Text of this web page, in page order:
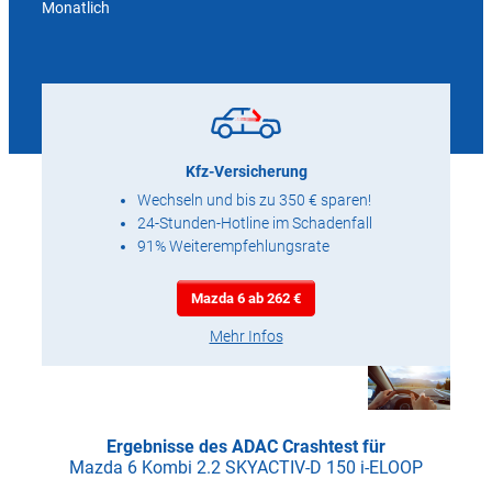
Monatlich
Kfz-Versicherung
Wechseln und bis zu 350 € sparen!
24-Stunden-Hotline im Schadenfall
91% Weiterempfehlungsrate
Mazda 6 ab 262 €
Mehr Infos
Ergebnisse des ADAC Crashtest für
Mazda 6 Kombi 2.2 SKYACTIV-D 150 i-ELOOP